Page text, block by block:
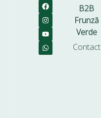
B2B
Frunză
Verde
Contact